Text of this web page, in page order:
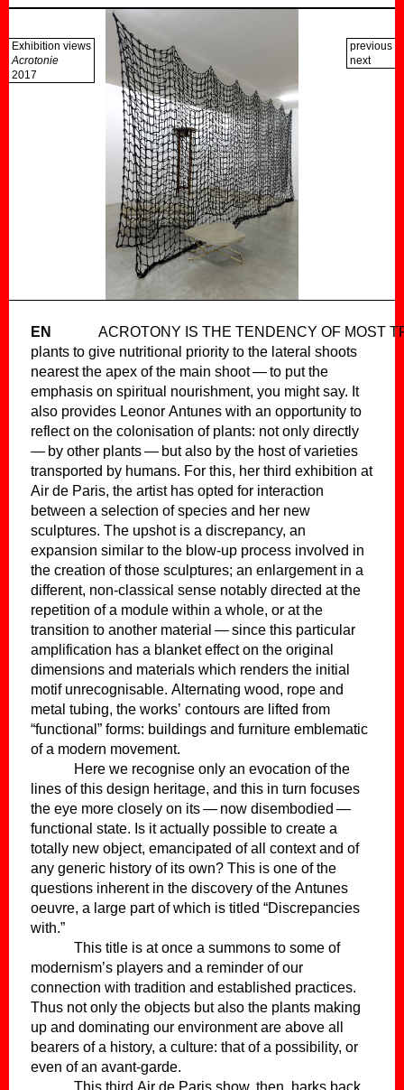
previous
next
Exhibition views
Acrotonie
2017
EN
Acrotony is the tendency of most trees and
plants to give nutritional priority to the lateral shoots
nearest the apex of the main shoot — to put the
emphasis on spiritual nourishment, you might say. It
also provides Leonor Antunes with an opportunity to
reflect on the colonisation of plants: not only directly
— by other plants — but also by the host of varieties
transported by humans. For this, her third exhibition at
Air de Paris, the artist has opted for interaction
between a selection of species and her new
sculptures. The upshot is a discrepancy, an
expansion similar to the blow-up process involved in
the creation of those sculptures; an enlargement in a
different, non-classical sense notably directed at the
repetition of a module within a whole, or at the
transition to another material — since this particular
amplification has a blanket effect on the original
dimensions and materials which renders the initial
motif unrecognisable. Alternating wood, rope and
metal tubing, the works’ contours are lifted from
“functional” forms: buildings and furniture emblematic
of a modern movement.
Here we recognise only an evocation of the
lines of this design heritage, and this in turn focuses
the eye more closely on its — now disembodied —
functional state. Is it actually possible to create a
totally new object, emancipated of all context and of
any generic history of its own? This is one of the
questions inherent in the discovery of the Antunes
oeuvre, a large part of which is titled “Discrepancies
with.”
This title is at once a summons to some of
modernism’s players and a reminder of our
connection with tradition and established practices.
Thus not only the objects but also the plants making
up and dominating our environment are above all
bearers of a history, a culture: that of a possibility, or
even of an avant-garde.
This third Air de Paris show, then, harks back